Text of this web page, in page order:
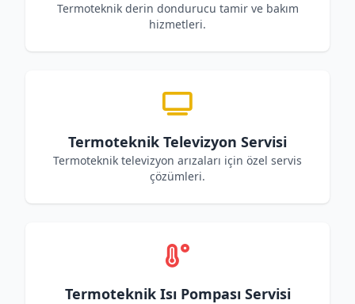
Termoteknik derin dondurucu tamir ve bakım
hizmetleri.
Termoteknik Televizyon Servisi
Termoteknik televizyon arızaları için özel servis
çözümleri.
Termoteknik Isı Pompası Servisi